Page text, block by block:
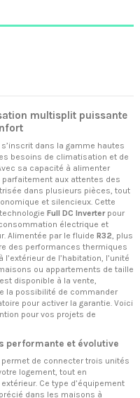
multisplit puissante
s’inscrit dans la gamme hautes
besoins de climatisation et de
sa capacité à alimenter
parfaitement aux attentes des
dans plusieurs pièces, tout
et silencieux. Cette
Full DC Inverterpour
électrique et
Alimentée par le fluide R32, plus
des performances thermiques
de l’habitation, l’unité
ou appartements de taille
disponible à la vente,
la possibilité de commander
pour activer la garantie. Voici
pour vos projets de
performante et évolutive
permet de connecter trois unités
logement, tout en
Ce type d’équipement
dans les maisons à